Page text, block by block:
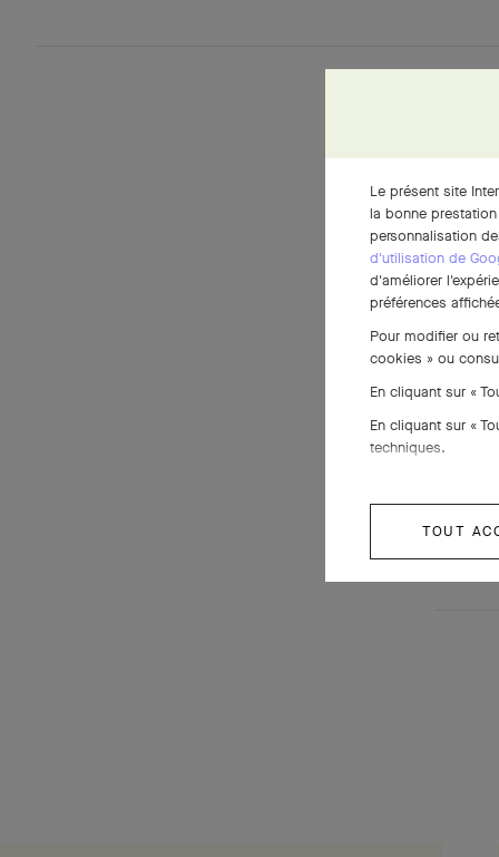
Le présent site
la bonne
personnalisation
d'utilisation de
d'améliorer
préférences
Pour modifier ou
cookies » ou
En cliquant sur «
En cliquant sur «
techniques.
TOUT